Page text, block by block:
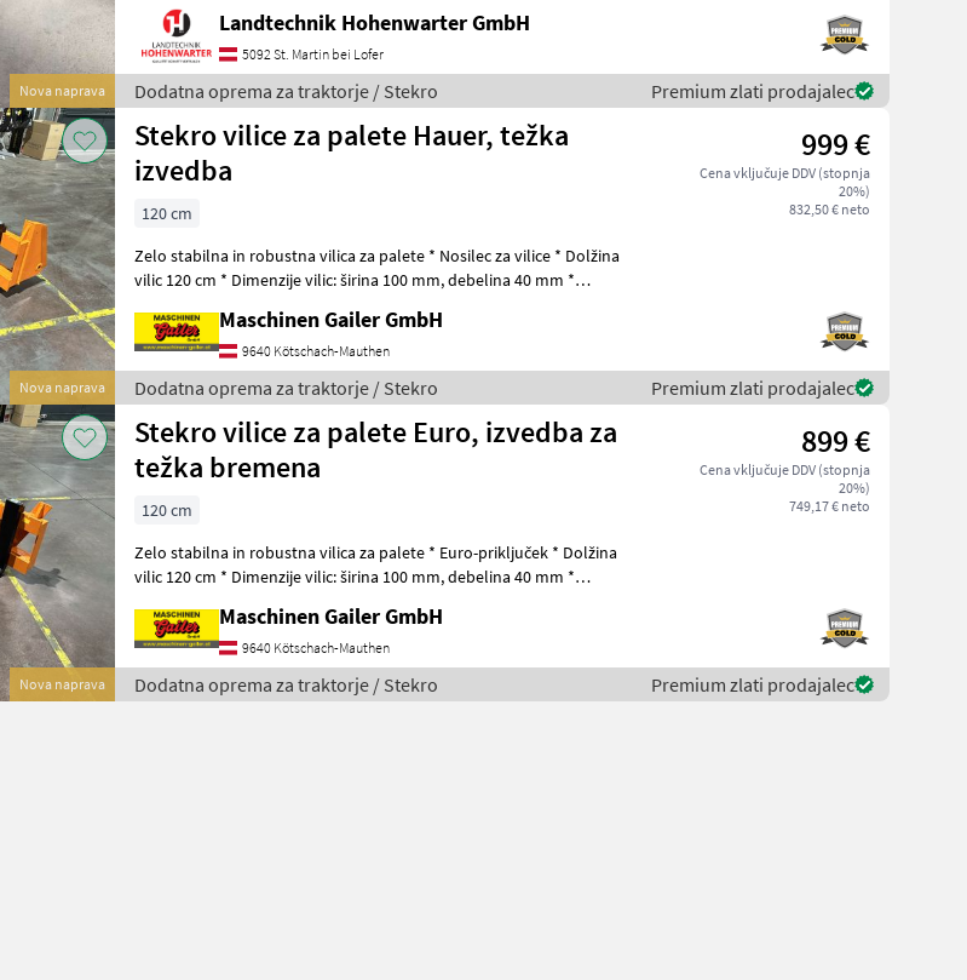
Nova naprava
Landtechnik Hohenwarter GmbH
5092 St. Martin bei Lofer
Dodatna oprema za traktorje / Stekro Premium zlati prodajalec
Nova naprava
Stekro vilice za palete Hauer, težka
izvedba
999 €
Cena vključuje DDV (stopnja
20%)
832,50 € neto
120 cm
Zelo stabilna in robustna vilica za palete * Nosilec za vilice * Dolžina
vilic 120 cm * Dimenzije vilic: širina 100 mm, debelina 40 mm *
Maschinen Gailer GmbH
9640 Kötschach-Mauthen
Dodatna oprema za traktorje / Stekro Premium zlati prodajalec
Nova naprava
Stekro vilice za palete Euro, izvedba za
težka bremena
899 €
Cena vključuje DDV (stopnja
20%)
749,17 € neto
120 cm
Zelo stabilna in robustna vilica za palete * Euro-priključek * Dolžina
vilic 120 cm * Dimenzije vilic: širina 100 mm, debelina 40 mm *
Maschinen Gailer GmbH
9640 Kötschach-Mauthen
Dodatna oprema za traktorje / Stekro Premium zlati prodajalec